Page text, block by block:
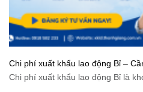
Chi phí xuất khẩu lao động Bỉ –
Chi phí xuất khẩu lao động Bỉ là